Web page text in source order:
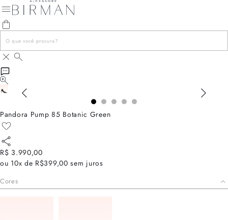
Pandora Pump 85 Botanic Green
R$ 3.990,00
ou 10x de R$399,00 sem juros
Cores